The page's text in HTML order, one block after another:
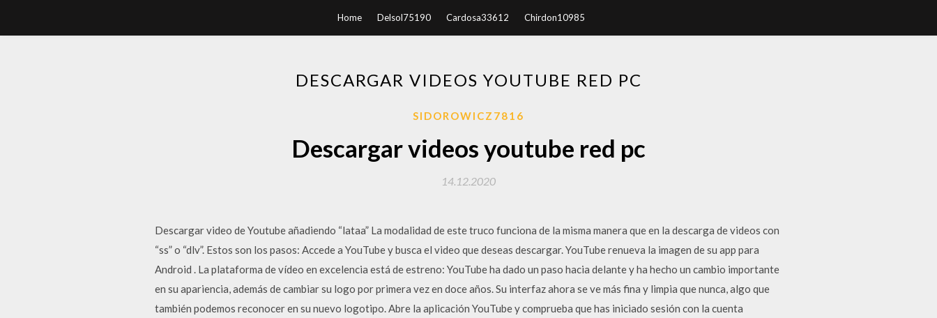
Home Delsol75190 Cardosa33612 Chirdon10985
DESCARGAR VIDEOS YOUTUBE RED PC
SIDOROWICZ7816
Descargar videos youtube red pc
14.12.2020
Descargar video de Youtube añadiendo “lataa” La modalidad de este truco funciona de la misma manera que en la descarga de videos con
“ss” o “dlv”. Estos son los pasos: Accede a YouTube y busca el video que deseas descargar. YouTube renueva la imagen de su app para
Android . La plataforma de vídeo en excelencia está de estreno: YouTube ha dado un paso hacia delante y ha hecho un cambio importante
en su apariencia, además de cambiar su logo por primera vez en doce años. Su interfaz ahora se ve más fina y limpia que nunca, algo que
también podemos reconocer en su nuevo logotipo. Abre la aplicación YouTube y comprueba que has iniciado sesión con la cuenta